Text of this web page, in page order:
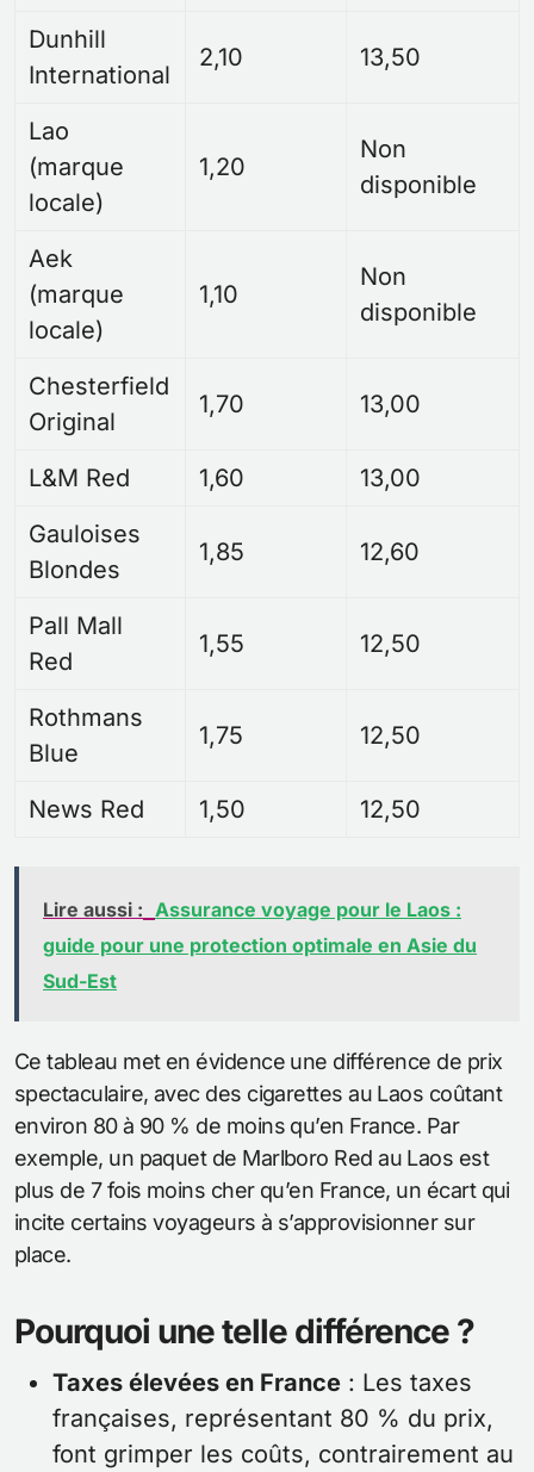
Dunhill
International
2,10 13,50
Lao
(marque
locale)
1,20
Non
disponible
Aek
(marque
locale)
1,10
Non
disponible
Chesterfield
Original
1,70 13,00
L&M Red 1,60
13,00
Gauloises
Blondes
1,85 12,60
Pall Mall
Red
1,55 12,50
Rothmans
Blue
1,75 12,50
News Red 1,50 12,50
Lire aussi : Assurance voyage pour le Laos :
guide pour une protection optimale en Asie du
Sud-Est
Ce tableau met en évidence une différence de prix
spectaculaire, avec des cigarettes au Laos coûtant
environ 80 à 90 % de moins qu’en France. Par
exemple, un paquet de Marlboro Red au Laos est
plus de 7 fois moins cher qu’en France, un écart qui
incite certains voyageurs à s’approvisionner sur
place.
Pourquoi une telle différence ?
Taxes élevées en France : Les taxes
françaises, représentant 80 % du prix,
font grimper les coûts, contrairement au